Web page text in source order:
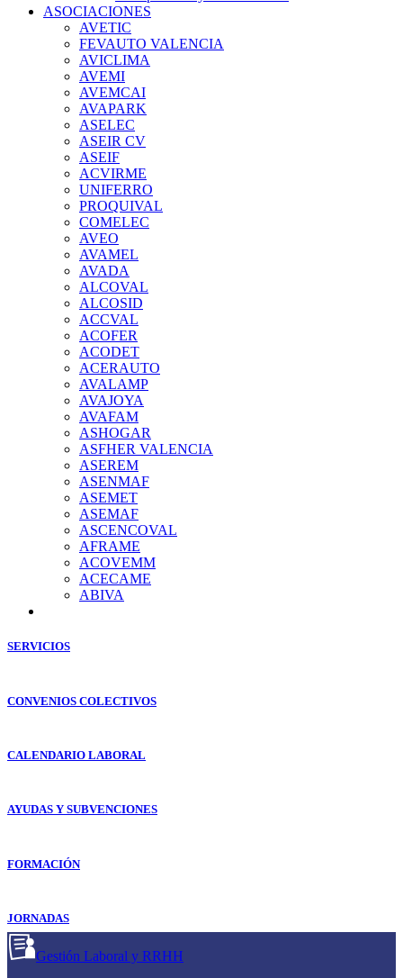
ASOCIACIONES
AVETIC
FEVAUTO VALENCIA
AVICLIMA
AVEMI
AVEMCAI
AVAPARK
ASELEC
ASEIR CV
ASEIF
ACVIRME
UNIFERRO
PROQUIVAL
COMELEC
AVEO
AVAMEL
AVADA
ALCOVAL
ALCOSID
ACCVAL
ACOFER
ACODET
ACERAUTO
AVALAMP
AVAJOYA
AVAFAM
ASHOGAR
ASFHER VALENCIA
ASEREM
ASENMAF
ASEMET
ASEMAF
ASCENCOVAL
AFRAME
ACOVEMM
ACECAME
ABIVA
SERVICIOS
CONVENIOS COLECTIVOS
CALENDARIO LABORAL
AYUDAS Y SUBVENCIONES
FORMACIÓN
JORNADAS
Gestión Laboral y RRHH